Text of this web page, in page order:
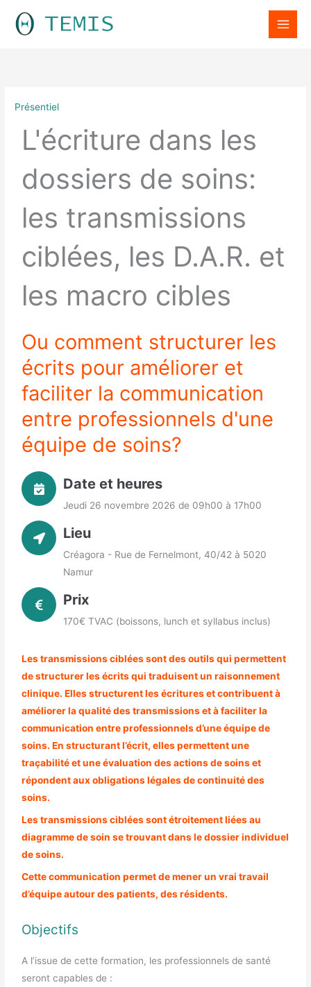
Présentiel
L'écriture dans les
dossiers de soins:
les transmissions
ciblées, les D.A.R. et
les macro cibles
Ou comment structurer les
écrits pour améliorer et
faciliter la communication
entre professionnels d'une
équipe de soins?
Date et heures
Jeudi 26 novembre 2026 de 09h00 à 17h00
Lieu
Créagora - Rue de Fernelmont, 40/42 à 5020
Namur
Prix
170€ TVAC (boissons, lunch et syllabus inclus)
Les transmissions ciblées sont des outils qui permettent
de structurer les écrits qui traduisent un raisonnement
clinique. Elles structurent les écritures et contribuent à
améliorer la qualité des transmissions et à faciliter la
communication entre professionnels d’une équipe de
soins. En structurant l’écrit, elles permettent une
traçabilité et une évaluation des actions de soins et
répondent aux obligations légales de continuité des
soins.
Les transmissions ciblées sont étroitement liées au
diagramme de soin se trouvant dans le dossier individuel
de soins.
Cette communication permet de mener un vrai travail
d’équipe autour des patients, des résidents.
Objectifs
A l’issue de cette formation, les professionnels de santé
seront capables de :